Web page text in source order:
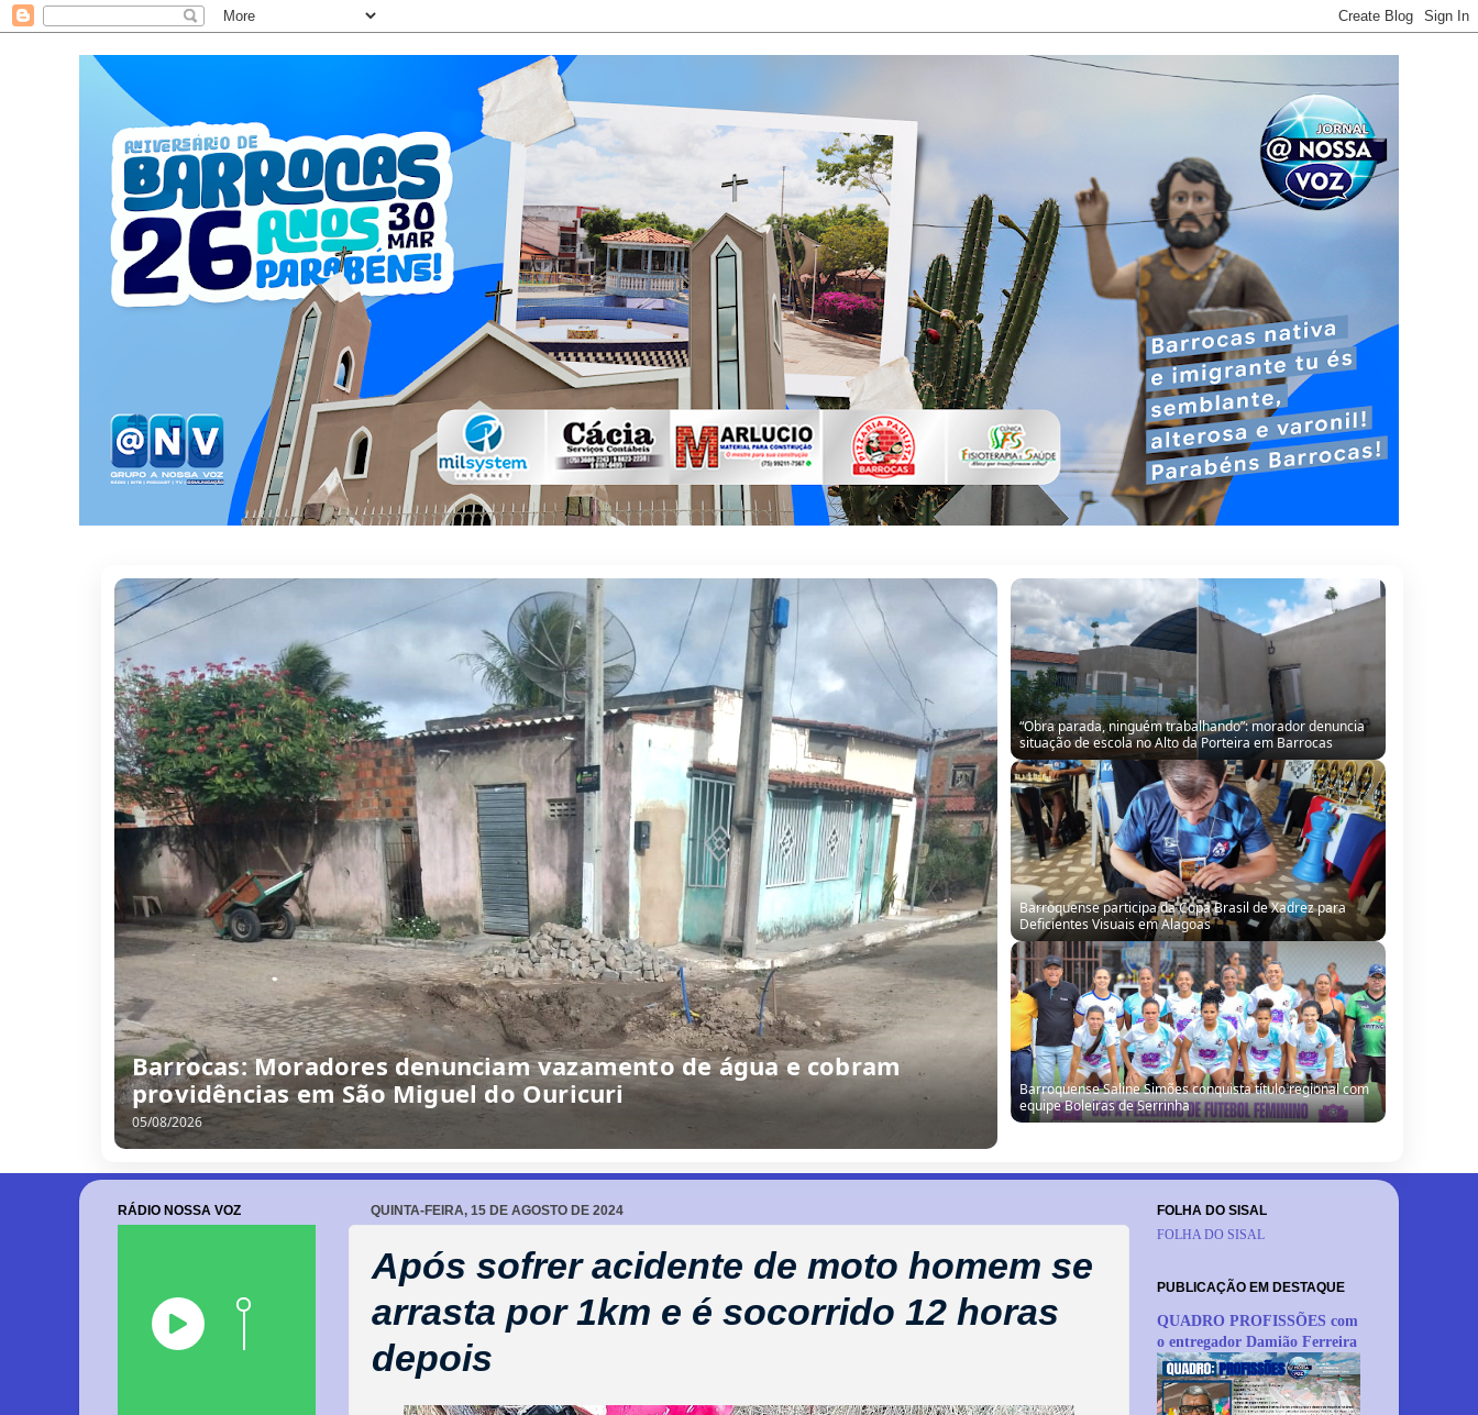
“Obra parada, ninguém trabalhando”: morador denuncia situação de
escola no Alto da Porteira em Barrocas
06/08/2026
Barroquense participa da Copa Brasil de Xadrez para
Deficientes Visuais em Alagoas
Barroquense Saline Simões conquista título regional com
equipe Boleiras de Serrinha
Barrocas: Moradores denunciam vazamento de água e
cobram providências em São Miguel do Ouricuri
QUINTA-FEIRA, 15 DE AGOSTO DE 2024
Após sofrer acidente de moto homem se
arrasta por 1km e é socorrido 12 horas
depois
RÁDIO NOSSA VOZ FOLHA DO SISAL
FOLHA DO SISAL
PUBLICAÇÃO EM DESTAQUE
QUADRO PROFISSÕES com
o entregador Damião Ferreira